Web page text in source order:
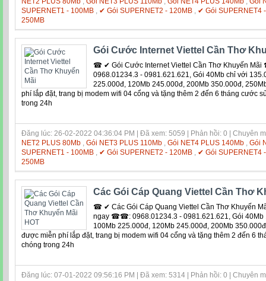
SUPERNET1 - 100MB , ✔ Gói SUPERNET2 - 120MB , ✔ Gói SUPERNET4
250MB
Gói Cước Internet Viettel Cần Thơ
☎ ✔ Gói Cước Internet Viettel Cần Thơ Khuyến
0968.01234.3 - 0981.621.621, Gói 40Mb chỉ với
225.000đ, 120Mb 245.000đ, 200Mb 350.000đ,
phí lắp đặt, trang bị modem wifi 04 cổng và tặng thêm 2 đến 6 tháng cước
trong 24h
Đăng lúc: 26-02-2022 04:36:04 PM | Đã xem: 5059 | Phản hồi: 0 | Chuyên
NET2 PLUS 80Mb , Gói NET3 PLUS 110Mb , Gói NET4 PLUS 140Mb , Gói
SUPERNET1 - 100MB , ✔ Gói SUPERNET2 - 120MB , ✔ Gói SUPERNET4
250MB
Các Gói Cáp Quang Viettel Cần Thơ
☎ ✔ Các Gói Cáp Quang Viettel Cần Thơ Khuyến
ngay ☎☎: 0968.01234.3 - 0981.621.621, Gói 40Mb
100Mb 225.000đ, 120Mb 245.000đ, 200Mb
được miễn phí lắp đặt, trang bị modem wifi 04 cổng và tặng thêm 2 đến 6
chóng trong 24h
Đăng lúc: 07-01-2022 09:56:16 PM | Đã xem: 5314 | Phản hồi: 0 | Chuyên